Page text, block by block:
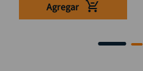
Agregar